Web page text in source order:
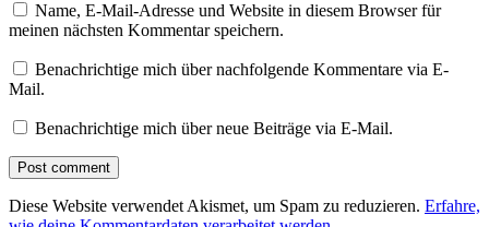
Name, E-Mail-Adresse und Website in diesem Browser für
meinen nächsten Kommentar speichern.
Benachrichtige mich über nachfolgende Kommentare via E-
Mail.
Benachrichtige mich über neue Beiträge via E-Mail.
Diese Website verwendet Akismet, um Spam zu reduzieren. Erfahre,